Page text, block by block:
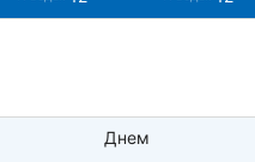
Днем